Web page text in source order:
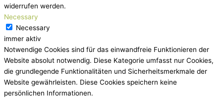
widerrufen werden.
Necessary
Necessary
immer aktiv
Notwendige Cookies sind für das einwandfreie Funktionieren der
Website absolut notwendig. Diese Kategorie umfasst nur Cookies,
die grundlegende Funktionalitäten und Sicherheitsmerkmale der
Website gewährleisten. Diese Cookies speichern keine
persönlichen Informationen.